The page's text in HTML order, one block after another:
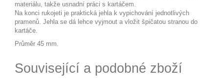
materiálu, takže usnadní práci s kartáčem.
Na konci rukojeti je praktická jehla k vypichování jednotlivých
pramenů. Jehla se dá lehce vyjmout a vložit špičatou stranou do
kartáče.
Průměr 45 mm.
Související a podobné zboží